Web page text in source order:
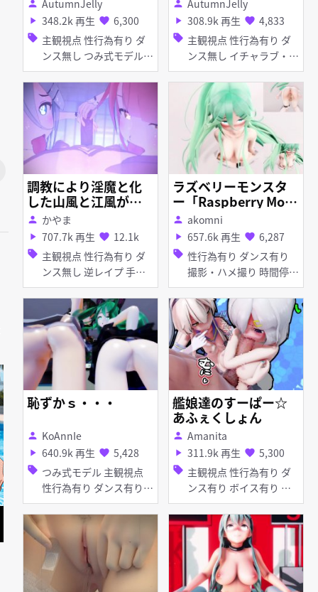
person AutumnJelly
play_arrow 348.2k 再生 favorite 6,300
sell 主観視点 性行為有り ダ
ンス無し つみ式モデル
女性上位 手コキ
person AutumnJelly
play_arrow 308.9k 再生 favorite 4,833
sell 主観視点 性行為有り ダ
ンス無し イチャラブ・あ
まあま 淫乱 種付けプレ
ス つみ式モデル
調教により淫魔と化
した山風と江風が拘
束によりマグロと化
した提督を玩具にす
る
person かやま
play_arrow 707.7k 再生 favorite 12.1k
sell 主観視点 性行為有り ダ
ンス無し 逆レイプ 手コ
キ 女性上位 フェラ
ラズベリーモンスタ
ー「Raspberry Mons
ter」【時間停止 time
stop】
person akomni
play_arrow 657.6k 再生 favorite 6,287
sell 性行為有り ダンス有り
撮影・ハメ撮り 時間停止
無理やり 拘束 紳士ハン
ド
恥ずかｓ・・・
person KoAnnIe
play_arrow 640.9k 再生 favorite 5,428
sell つみ式モデル 主観視点
性行為有り ダンス有り
ぽんぷ長式モデル 催眠・
洗脳 ハーレム 淫乱 イラ
マチオ ディープスロート
手コキ フェラ
艦娘達のすーぱー☆
あふぇくしょん
person Amanita
play_arrow 311.9k 再生 favorite 5,300
sell 主観視点 性行為有り ダ
ンス有り ボイス有り ハ
ーレム 日焼け 貧乳 ぷに
手コキ 巨乳 パイズリ フ
ェラ ぽんぷ長式モデル
つみ式モデル 乱交 バイ
ブ・ローター